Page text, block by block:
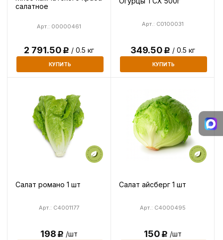
салатное
Арт.: 00000461
2 791.50Р / 0.5 кг
КУПИТЬ
Арт.: C0100031
349.50Р / 0.5 кг
КУПИТЬ
Салат романо 1 шт
Арт.: C4001177
198Р /шт
Салат айсберг 1 шт
Арт.: C4000495
150Р /шт